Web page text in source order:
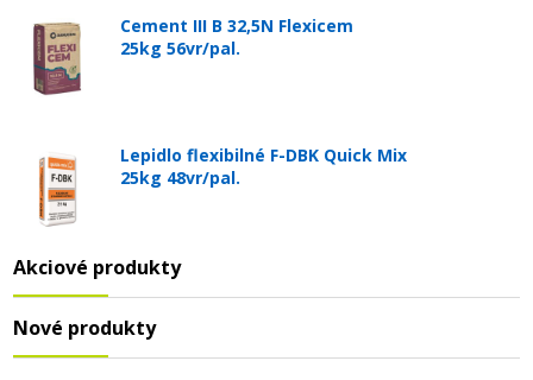
Cement III B 32,5N Flexicem
25kg 56vr/pal.
Lepidlo flexibilné F-DBK Quick Mix
25kg 48vr/pal.
Akciové produkty
Nové produkty